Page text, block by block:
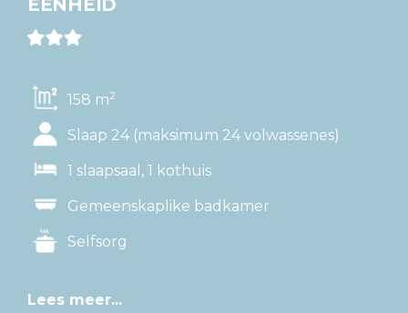
EENHEID
158 m2
Slaap 24 (maksimum 24 volwassenes)
1 slaapsaal, 1 kothuis
Gemeenskaplike badkamer
Selfsorg
Lees meer...